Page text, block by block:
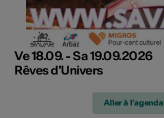
Ve 18.09. - Sa 19.09.2026
Rêves d'Univers
Aller à l'agenda